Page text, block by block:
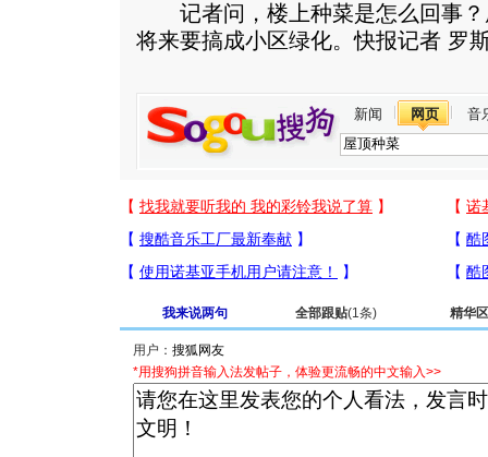
记者问，楼上种菜是怎么回事？
将来要搞成小区绿化。快报记者 罗
新闻 网页 音
我来说两句 全部跟贴(1条) 精华区
用户：
*用搜狗拼音输入法发帖子，体验更流畅的中文输入>>